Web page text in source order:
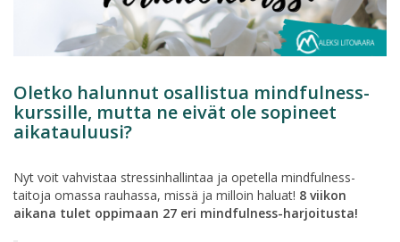
Oletko halunnut osallistua mindfulness-
kurssille, mutta ne eivät ole sopineet
aikatauluusi?
Nyt voit vahvistaa stressinhallintaa ja opetella mindfulness-
taitoja omassa rauhassa, missä ja milloin haluat! 8 viikon
aikana tulet oppimaan 27 eri mindfulness-harjoitusta!